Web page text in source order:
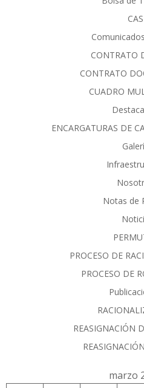
CAS
CONTRATO
CONTRATO
CUADRO
ENCARGATURAS DE
Notas de
PROCESO DE
PROCESO DE
REASIGNACIÓN
marzo